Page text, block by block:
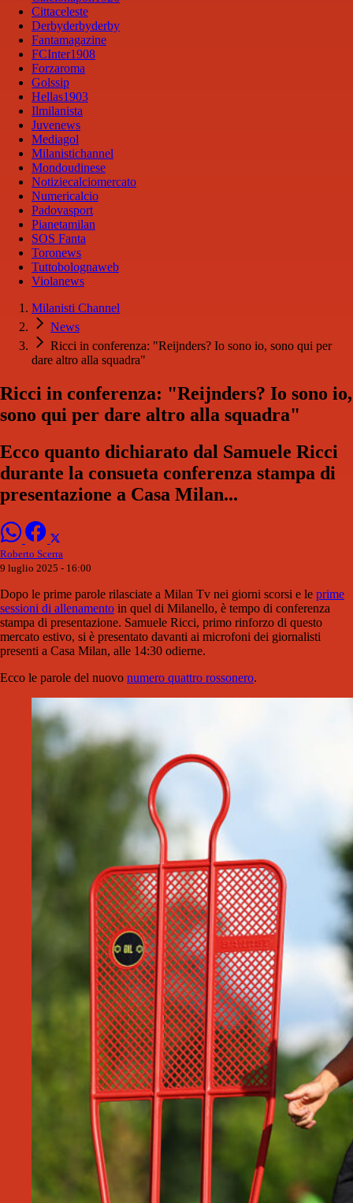
Cittaceleste
Derbyderbyderby
Fantamagazine
FCInter1908
Forzaroma
Golssip
Hellas1903
Ilmilanista
Juvenews
Mediagol
Milanistichannel
Mondoudinese
Notiziecalciomercato
Numericalcio
Padovasport
Pianetamilan
SOS Fanta
Toronews
Tuttobolognaweb
Violanews
Milanisti Channel
News
Ricci in conferenza: "Reijnders? Io sono io, sono qui per
dare altro alla squadra"
Ricci in conferenza: "Reijnders? Io sono io,
sono qui per dare altro alla squadra"
Ecco quanto dichiarato dal Samuele Ricci
durante la consueta conferenza stampa di
presentazione a Casa Milan...
Roberto Scerra
9 luglio 2025 - 16:00
Dopo le prime parole rilasciate a Milan Tv nei giorni scorsi e le prime
sessioni di allenamento in quel di Milanello, è tempo di conferenza
stampa di presentazione. Samuele Ricci, primo rinforzo di questo
mercato estivo, si è presentato davanti ai microfoni dei giornalisti
presenti a Casa Milan, alle 14:30 odierne.
Ecco le parole del nuovo numero quattro rossonero.